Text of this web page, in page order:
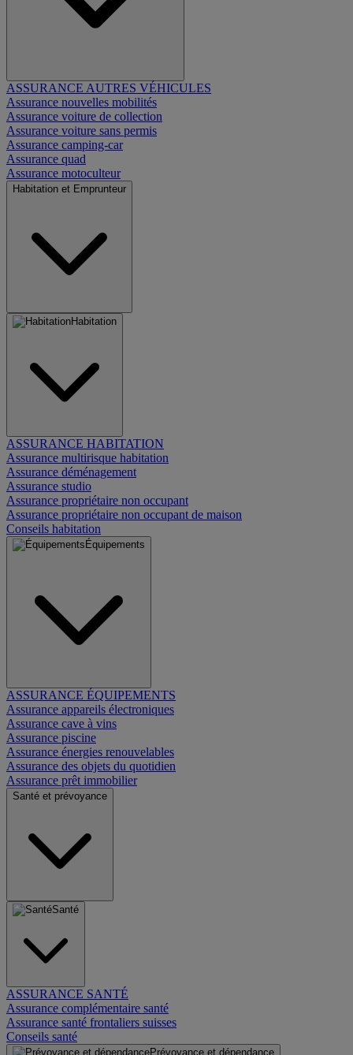
ASSURANCE AUTRES VÉHICULES
Assurance nouvelles mobilités
Assurance voiture de collection
Assurance voiture sans permis
Assurance camping-car
Assurance quad
Assurance motoculteur
Habitation et Emprunteur
Habitation
ASSURANCE HABITATION
Assurance multirisque habitation
Assurance déménagement
Assurance studio
Assurance propriétaire non occupant
Assurance propriétaire non occupant de maison
Conseils habitation
Équipements
ASSURANCE ÉQUIPEMENTS
Assurance appareils électroniques
Assurance cave à vins
Assurance piscine
Assurance énergies renouvelables
Assurance des objets du quotidien
Assurance prêt immobilier
Santé et prévoyance
Santé
ASSURANCE SANTÉ
Assurance complémentaire santé
Assurance santé frontaliers suisses
Conseils santé
Prévoyance et dépendance